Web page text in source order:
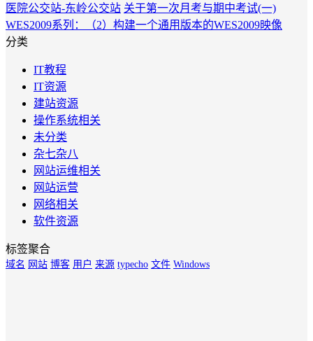
医院公交站-东岭公交站 关于第一次月考与期中考试(一)
WES2009系列：（2）构建一个通用版本的WES2009映像
分类
IT教程
IT资源
建站资源
操作系统相关
未分类
杂七杂八
网站运维相关
网站运营
网络相关
软件资源
标签聚合
域名 网站 博客 用户 来源 typecho 文件 Windows